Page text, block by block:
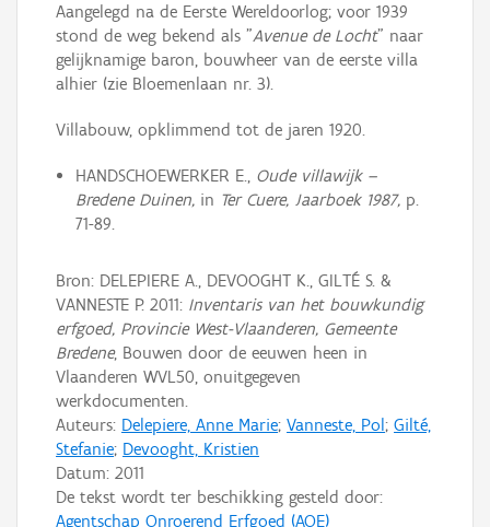
Aangelegd na de Eerste Wereldoorlog; voor 1939
stond de weg bekend als "Avenue de Locht­" naar
ge­lijk­na­mige ba­ron, bouwheer van de eerste villa
alhier (zie Bloemenlaan nr. 3).
Villabouw, opklimmend tot de jaren 1920.
HANDSCHOEWERKER E., Oude villawijk –
Bredene Duinen,in Ter Cuere, Jaarboek 1987,p.
71-89.
Bron: DELEPIERE A., DEVOOGHT K., GILTÉ S. &
VANNESTE P. 2011: Inventaris van het bouwkundig
erfgoed, Provincie West-Vlaanderen, Gemeente
Bredene, Bouwen door de eeuwen heen in
Vlaanderen WVL50, onuitgegeven
werkdocumenten.
Auteurs: Delepiere, Anne Marie; Vanneste, Pol; Gilté,
Stefanie; Devooght, Kristien
Datum: 2011
De tekst wordt ter beschikking gesteld door:
Agentschap Onroerend Erfgoed (AOE)